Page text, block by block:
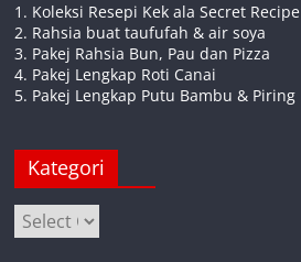
1. Koleksi Resepi Kek ala Secret Recipe
2. Rahsia buat taufufah & air soya
3. Pakej Rahsia Bun, Pau dan Pizza
4. Pakej Lengkap Roti Canai
5. Pakej Lengkap Putu Bambu & Piring
Kategori
Kategori